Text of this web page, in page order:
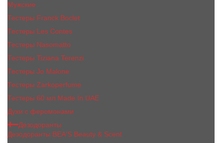
Мужские
Тестеры Franck Boclet
Тестеры Les Contes
Тестеры Nasomatto
Тестеры Tiziana Terenzi
Тестеры Jо Malоnе
Тестеры Zarkoperfume
Тестеры 60 мл Made In UAE
Духи с феромонами
Дезодоранты
Дезодоранты BEA'S Beauty & Scent